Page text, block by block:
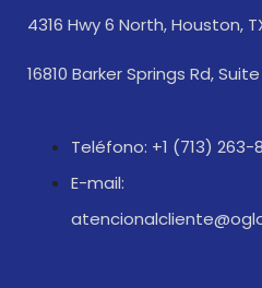
4316 Hwy 6 North, Houston,
16810 Barker Springs Rd,
Teléfono: +1 (713) 263-
E-mail: